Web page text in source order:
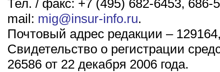
Тел. / факс: +7 (495) 682-6453, 686-
mail: mig@insur-info.ru.
Почтовый адрес редакции –
Свидетельство о регистрации
26586 от 22 декабря 2006 года.